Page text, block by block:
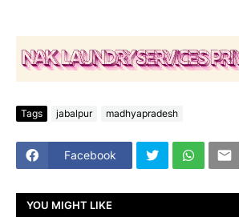
Tags jabalpur madhyapradesh
Facebook
YOU MIGHT LIKE